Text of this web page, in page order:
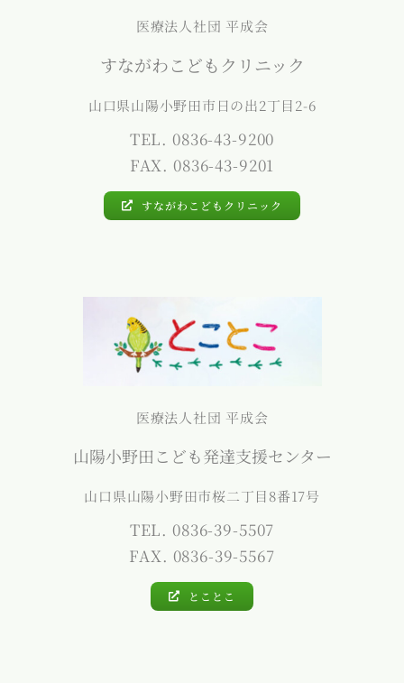
医療法人社団 平成会
すながわこどもクリニック
山口県山陽小野田市日の出2丁目2-6
TEL. 0836-43-9200
FAX. 0836-43-9201
すながわこどもクリニック
医療法人社団 平成会
山陽小野田こども発達支援センター
山口県山陽小野田市桜二丁目8番17号
TEL. 0836-39-5507
FAX. 0836-39-5567
とことこ